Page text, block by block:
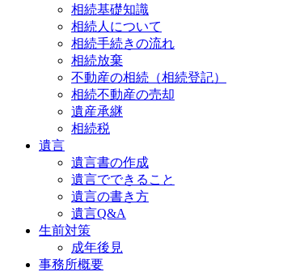
相続基礎知識
相続人について
相続手続きの流れ
相続放棄
不動産の相続（相続登記）
相続不動産の売却
遺産承継
相続税
遺言
遺言書の作成
遺言でできること
遺言の書き方
遺言Q&A
生前対策
成年後見
事務所概要